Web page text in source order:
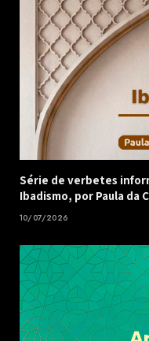
Série de verbetes
Ibadismo, por Paula da
10/07/2026